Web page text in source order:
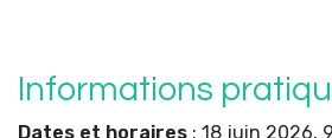
Informations
Dates et horaires : 18 juin 2026,